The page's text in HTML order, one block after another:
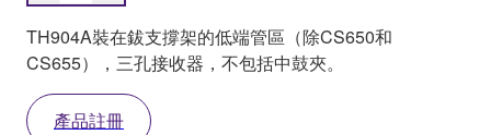
TH904A裝在鈸支撐架的低端管區（除CS650和
CS655），三孔接收器，不包括中鼓夾。
產品註冊